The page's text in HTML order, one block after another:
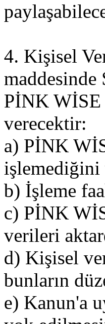
4. Kişisel
maddesinde
PİNK WİSE
verecektir:
a) PİNK
b) İşleme
c) PİNK
verileri
d) Kişisel
bunların
e) Kanun'a